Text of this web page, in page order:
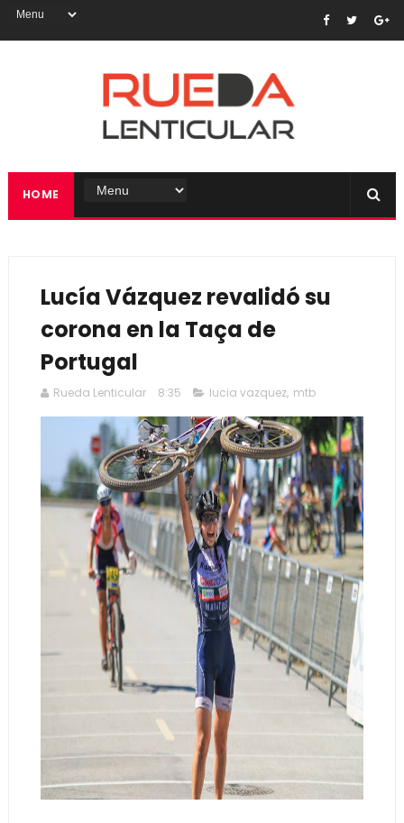
HOME
Lucía Vázquez revalidó su
corona en la Taça de
Portugal
Rueda Lenticular 8:35 lucia vazquez, mtb